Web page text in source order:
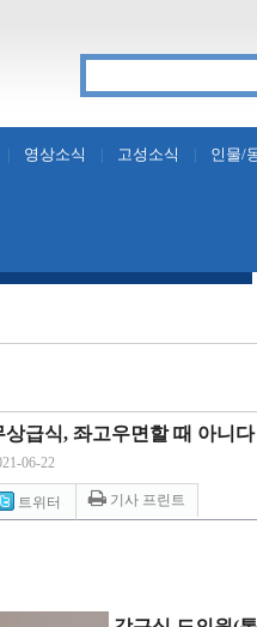
영상소식 고성소식 인물/
급식, 좌고우면할 때 아니다
06-22
트위터 기사 프린트